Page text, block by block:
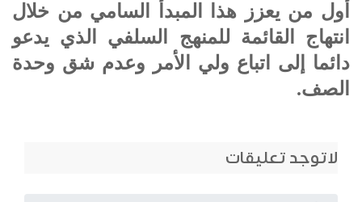
أول من يعزز هذا المبدأ السامي من خلال
انتهاج القائمة للمنهج السلفي الذي يدعو
دائما إلى اتباع ولي الأمر وعدم شق وحدة
الصف.
لاتوجد تعليقات